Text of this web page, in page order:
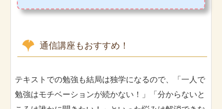
通信講座もおすすめ！
テキストでの勉強も結局は独学になるので、「一人で
勉強はモチベーションが続かない！」「分からないと